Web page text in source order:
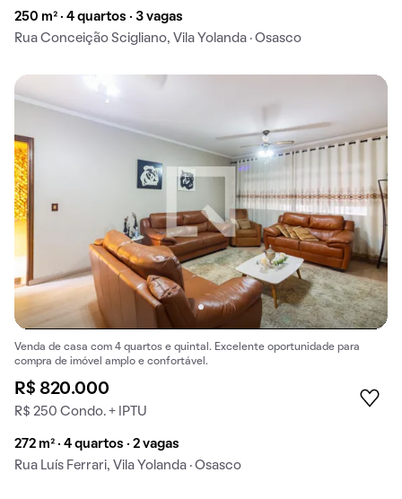
250 m² · 4 quartos · 3 vagas
Rua Conceição Scigliano, Vila Yolanda · Osasco
Venda de casa com 4 quartos e quintal. Excelente oportunidade para
compra de imóvel amplo e confortável.
R$ 820.000
R$ 250 Condo. + IPTU
272 m² · 4 quartos · 2 vagas
Rua Luís Ferrari, Vila Yolanda · Osasco